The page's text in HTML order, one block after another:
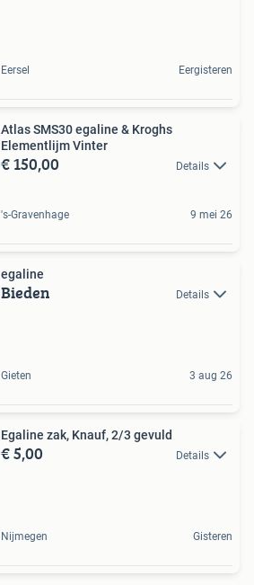
Eersel Eergisteren
Atlas SMS30 egaline & Kroghs
Elementlijm Vinter
€ 150,00 Details
's-Gravenhage 9 mei 26
egaline
Bieden Details
Gieten 3 aug 26
Egaline zak, Knauf, 2/3 gevuld
€ 5,00 Details
Nijmegen Gisteren